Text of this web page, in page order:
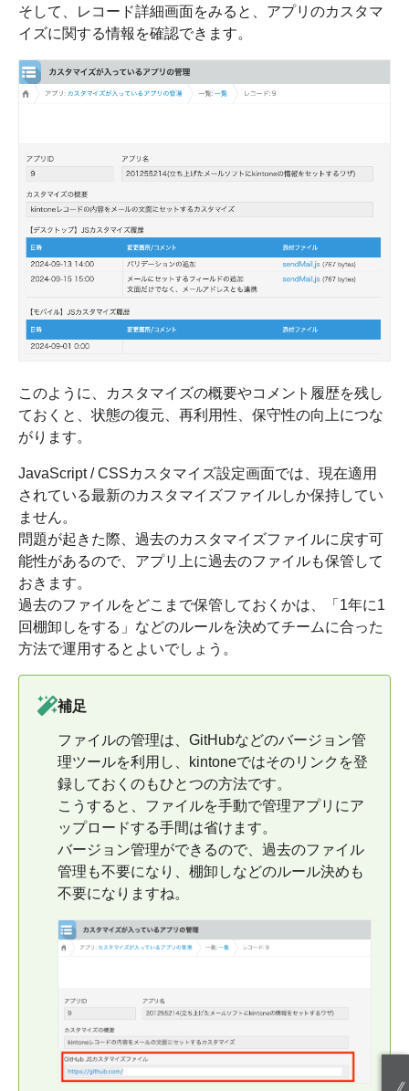
そして、レコード詳細画面をみると、アプリのカスタマ
イズに関する情報を確認できます。
このように、カスタマイズの概要やコメント履歴を残し
ておくと、状態の復元、再利用性、保守性の向上につな
がります。
JavaScript / CSSカスタマイズ設定画面では、現在適用
されている最新のカスタマイズファイルしか保持してい
ません。
問題が起きた際、過去のカスタマイズファイルに戻す可
能性があるので、アプリ上に過去のファイルも保管して
おきます。
過去のファイルをどこまで保管しておくかは、「1年に1
回棚卸しをする」などのルールを決めてチームに合った
方法で運用するとよいでしょう。
補足
ファイルの管理は、GitHubなどのバージョン管
理ツールを利用し、kintoneではそのリンクを登
録しておくのもひとつの方法です。
こうすると、ファイルを手動で管理アプリにア
ップロードする手間は省けます。
バージョン管理ができるので、過去のファイル
管理も不要になり、棚卸しなどのルール決めも
不要になりますね。